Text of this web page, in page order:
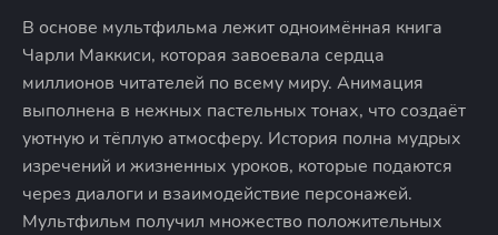
В основе мультфильма лежит одноимённая книга
Чарли Маккиси, которая завоевала сердца
миллионов читателей по всему миру. Анимация
выполнена в нежных пастельных тонах, что создаёт
уютную и тёплую атмосферу. История полна мудрых
изречений и жизненных уроков, которые подаются
через диалоги и взаимодействие персонажей.
Мультфильм получил множество положительных